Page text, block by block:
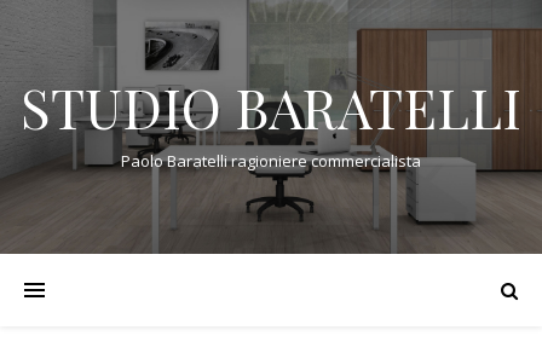
STUDIO BARATELLI
Paolo Baratelli ragioniere commercialista